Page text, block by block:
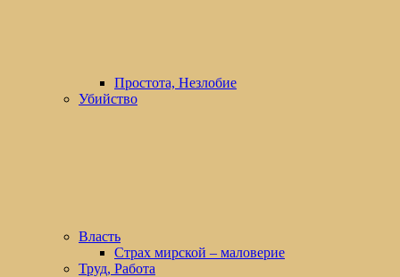
Простота, Незлобие
Убийство
Власть
Страх мирской – маловерие
Труд, Работа